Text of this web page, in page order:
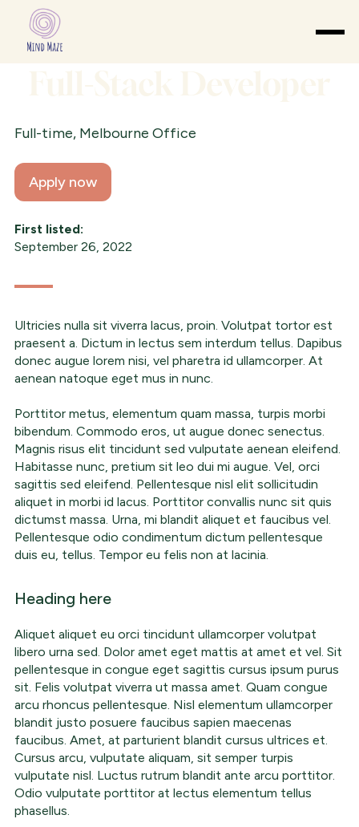
Full-time, Melbourne Office
Apply now
First listed:
September 26, 2022
Ultricies nulla sit viverra lacus, proin. Volutpat tortor est
praesent a. Dictum in lectus sem interdum tellus. Dapibus
donec augue lorem nisi, vel pharetra id ullamcorper. At
aenean natoque eget mus in nunc.
Porttitor metus, elementum quam massa, turpis morbi
bibendum. Commodo eros, ut augue donec senectus.
Magnis risus elit tincidunt sed vulputate aenean eleifend.
Habitasse nunc, pretium sit leo dui mi augue. Vel, orci
sagittis sed eleifend. Pellentesque nisl elit sollicitudin
aliquet in morbi id lacus. Porttitor convallis nunc sit quis
dictumst massa. Urna, mi blandit aliquet et faucibus vel.
Pellentesque odio condimentum dictum pellentesque
duis eu, tellus. Tempor eu felis non at lacinia.
Heading here
Aliquet aliquet eu orci tincidunt ullamcorper volutpat
libero urna sed. Dolor amet eget mattis at amet et vel. Sit
pellentesque in congue eget sagittis cursus ipsum purus
sit. Felis volutpat viverra ut massa amet. Quam congue
arcu rhoncus pellentesque. Nisl elementum ullamcorper
blandit justo posuere faucibus sapien maecenas
faucibus. Amet, at parturient blandit cursus ultrices et.
Cursus arcu, vulputate aliquam, sit semper turpis
vulputate nisl. Luctus rutrum blandit ante arcu porttitor.
Odio vulputate porttitor at lectus elementum tellus
phasellus.